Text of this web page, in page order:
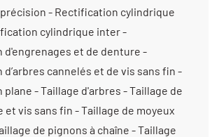
- Rectification cylindrique
cylindrique inter -
d'engrenages et de denture -
cannelés et de vis sans fin -
- Taillage d'arbres - Taillage de
et vis sans fin - Taillage de moyeux
de pignons à chaîne - Taillage